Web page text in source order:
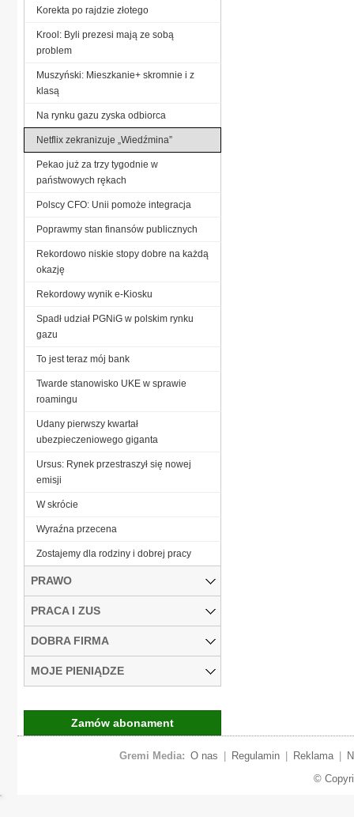
Korekta po rajdzie złotego
Krool: Byli prezesi mają ze sobą
problem
Muszyński: Mieszkanie+ skromnie i z
klasą
Na rynku gazu zyska odbiorca
Netflix zekranizuje „Wiedźmina”
Pekao już za trzy tygodnie w
państwowych rękach
Polscy CFO: Unii pomoże integracja
Poprawmy stan finansów publicznych
Rekordowo niskie stopy dobre na każdą
okazję
Rekordowy wynik e-Kiosku
Spadł udział PGNiG w polskim rynku
gazu
To jest teraz mój bank
Twarde stanowisko UKE w sprawie
roamingu
Udany pierwszy kwartał
ubezpieczeniowego giganta
Ursus: Rynek przestraszył się nowej
emisji
W skrócie
Wyraźna przecena
Zostajemy dla rodziny i dobrej pracy
PRAWO
PRACA I ZUS
DOBRA FIRMA
MOJE PIENIĄDZE
Zamów abonament
Gremi Media: O nas Regulamin Reklama
©